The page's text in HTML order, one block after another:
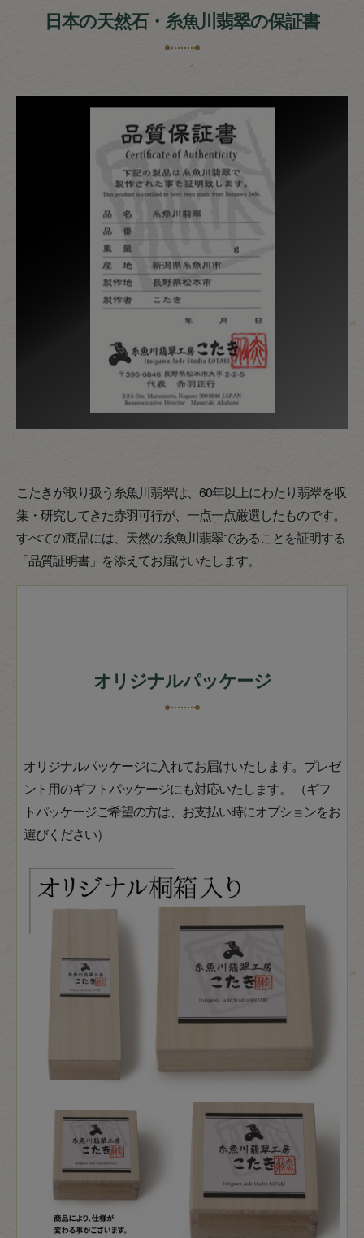
日本の天然石・糸魚川翡翠の保証書
こたきが取り扱う糸魚川翡翠は、60年以上にわたり翡翠を収
集・研究してきた赤羽可行が、一点一点厳選したものです。
すべての商品には、天然の糸魚川翡翠であることを証明する
「品質証明書」を添えてお届けいたします。
オリジナルパッケージ
オリジナルパッケージに入れてお届けいたします。プレゼ
ント用のギフトパッケージにも対応いたします。 （ギフ
トパッケージご希望の方は、お支払い時にオプションをお
選びください）